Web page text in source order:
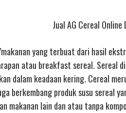
Jual AG Cereal Online
yang terbuat dari hasil
atau breakfast sereal. Sereal
dalam keadaan kering. Cereal
berkembang produk susu sereal
makanan lain dan atau tanpa